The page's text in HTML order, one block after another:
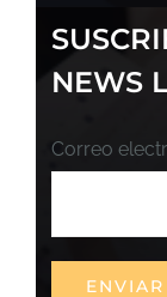
NEWS
Correo